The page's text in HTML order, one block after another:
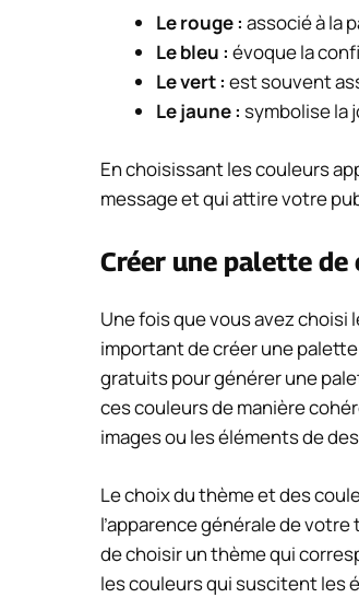
Le rouge : associé à la
Le bleu : évoque la
Le vert : est souvent
Le jaune : symbolise la
En choisissant les couleurs
message et qui attire votre
Créer une palette de
Une fois que vous avez
important de créer une
gratuits pour générer une
ces couleurs de manière
images ou les éléments de
Le choix du thème et des
l’apparence générale de
de choisir un thème qui
les couleurs qui suscitent les